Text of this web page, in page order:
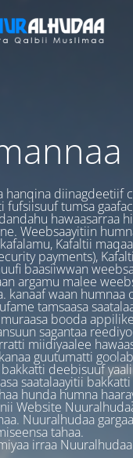
diinagdeetiif
tumsa
hawaasarraa
Weebsaayitiin
Kafaltii
payments),
baasiiwwan
argamu malee
kanaaf waan humnaa
tamsaasa
booda
sagantaa
miidiyaalee
guutumatti
deebisuuf
saatalaayitii
hunda humna
Website
Nuuralhudaa
tahaa.
irraa